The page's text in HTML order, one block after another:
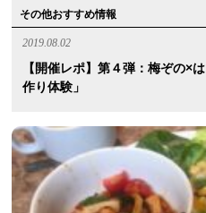
その他おすすめ情報
2019.08.02
【開催レポ】第４弾：梅ぞの×
作り体験」